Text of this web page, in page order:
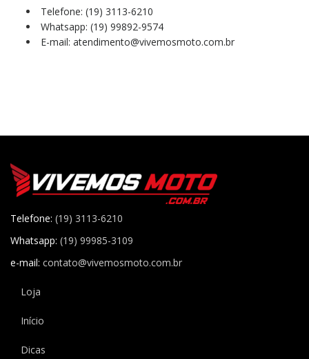
Telefone: (19) 3113-6210
Whatsapp: (19) 99892-9574
E-mail: atendimento@vivemosmoto.com.br
Telefone: (19) 3113-6210
Whatsapp: (19) 99985-3109
e-mail: contato@vivemosmoto.com.br
Loja
Início
Dicas